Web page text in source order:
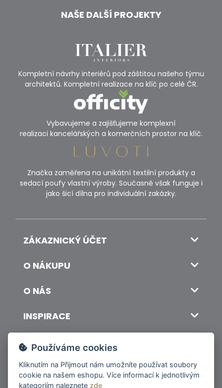
NAŠE DALŠÍ PROJEKTY
Kompletní návrhy interiérů pod záštitou našeho týmu
architektů. Kompletní realizace na klíč po celé ČR.
Vybavujeme a zajišťujeme komplexní
realizaci kancelářských a komerčních prostor na klíč.
Značka zaměřena na unikátní textilní produkty a
sedací poufy vlastní výroby. Současně však funguje i
jako šicí dílna pro individuální zakázky.
ZÁKAZNICKÝ ÚČET
O NÁKUPU
O NÁS
INSPIRACE
DOPRAVA A PLATBA
© 2026 ITALSKY INTERIER s.r.o. Vytvořilo INIZIO Internet Media s.r.o.|
nastavení cookies
Používáme cookies
Kliknutím na Přijmout nám umožníte používat soubory
cookie na našem eshopu. Více informací k jednotlivým
kategoriím naleznete zde